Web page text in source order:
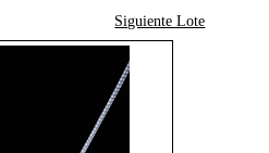
Siguiente Lote